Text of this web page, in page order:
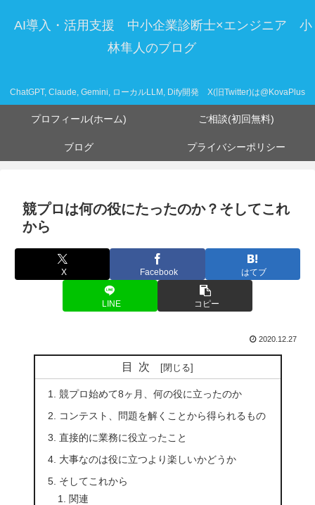
AI導入・活用支援 中小企業診断士×エンジニア 小
林隼人のブログ
ChatGPT, Claude, Gemini, ローカルLLM, Dify開発 X(旧Twitter)は@KovaPlus
プロフィール(ホーム) ご相談(初回無料)
ブログ プライバシーポリシー
競プロは何の役にたったのか？そしてこれ
から
X Facebook はてブ
LINE コピー
2020.12.27
目次
競プロ始めて8ヶ月、何の役に立ったのか
コンテスト、問題を解くことから得られるもの
直接的に業務に役立ったこと
大事なのは役に立つより楽しいかどうか
そしてこれから
関連